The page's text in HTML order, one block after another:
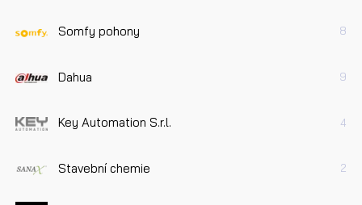
Somfy pohony 8
Dahua 9
Key Automation S.r.l. 4
Stavební chemie 2